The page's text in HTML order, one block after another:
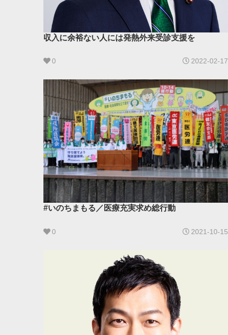
収入に余裕ない人には発熱外来受診支援を
0 2022-02-17
#いのちまもる／医療充実求め総行動
0 2021-10-15